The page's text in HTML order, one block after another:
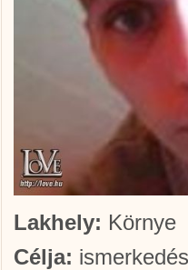
Lakhely: Környe
Célja: